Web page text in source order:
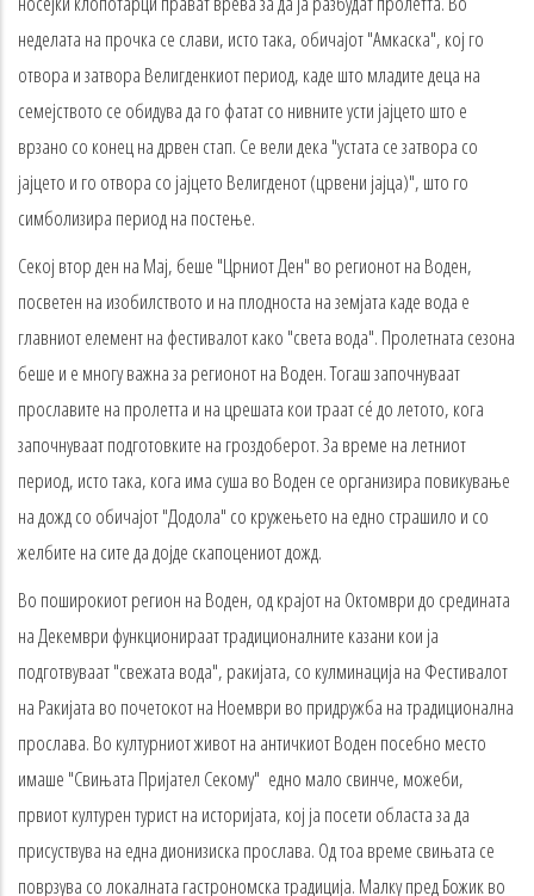
неделата на прочка се слави, исто така, обичајот "Амкаска", кој го
отвора и затвора Велигденкиот период, каде што младите деца на
семејството се обидува да го фатат со нивните усти јајцето што е
врзано со конец на дрвен стап. Се вели дека "устата се затвора со
јајцето и го отвора со јајцето Велигденот (црвени јајца)", што го
симболизира период на постење.
Секој втор ден на Мај, беше "Црниот Ден" во регионот на Воден,
посветен на изобилството и на плодноста на земјата каде вода е
главниот елемент на фестивалот како "света вода". Пролетната сезона
беше и е многу важна за регионот на Воден. Тогаш започнуваат
прославите на пролетта и на црешата кои траат сé до летото, кога
започнуваат подготовките на гроздоберот. За време на летниот
период, исто така, кога има суша во Воден се организира повикување
на дожд со обичајот "Додола" со кружењето на едно страшило и со
желбите на сите да дојде скапоцениот дожд.
Во поширокиот регион на Воден, од крајот на Октомври до средината
на Декември функционираат традиционалните казани кои ја
подготвуваат "свежата вода", ракијата, со кулминација на Фестивалот
на Ракијата во почетокот на Ноември во придружба на традиционална
прослава. Во културниот живот на античкиот Воден посебно место
имаше "Свињата Пријател Секому" едно мало свинче, можеби,
првиот културен турист на историјата, кој ја посети областа за да
присуствува на една дионизиска прослава. Од тоа време свињата се
поврзува со локалната гастрономска традиција. Малку пред Божик во